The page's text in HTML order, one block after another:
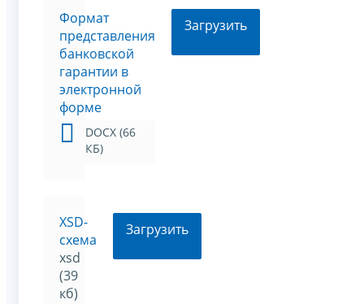
Формат
представления
банковской
гарантии в
электронной
форме
DOCX (66
КБ)
Загрузить
XSD-
схема
xsd
(39
кб)
Загрузить